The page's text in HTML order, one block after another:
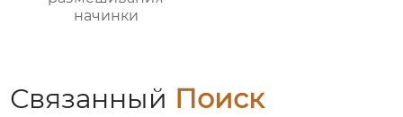
начинки
Связанный Поиск